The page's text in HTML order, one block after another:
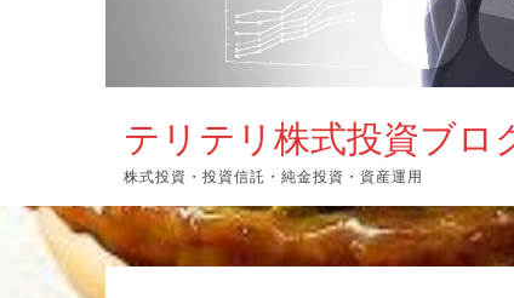
テリテリ株式投資ブ
株式投資・投資信託・純金投資・資産運用